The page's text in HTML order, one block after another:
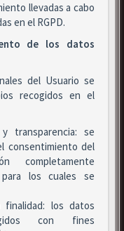
llevadas a cabo
en el RGPD.
de los datos
del Usuario se
recogidos en el
transparencia: se
consentimiento del
completamente
los cuales se
los datos
con fines